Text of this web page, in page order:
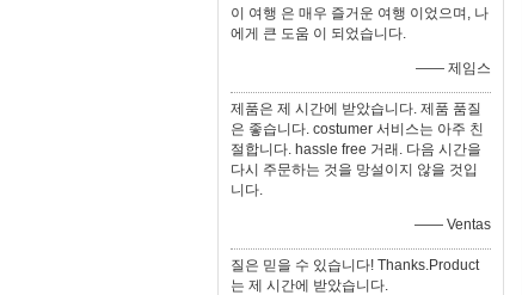
이 여행 은 매우 즐거운 여행 이었으며, 나
에게 큰 도움 이 되었습니다.
—— 제임스
제품은 제 시간에 받았습니다. 제품 품질
은 좋습니다. costumer 서비스는 아주 친
절합니다. hassle free 거래. 다음 시간을
다시 주문하는 것을 망설이지 않을 것입
니다.
—— Ventas
질은 믿을 수 있습니다! Thanks.Product
는 제 시간에 받았습니다.